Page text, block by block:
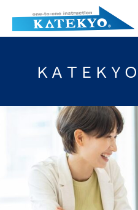
ＫＡＴＥＫＹ